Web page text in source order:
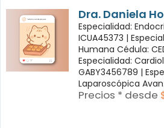
Dra. Daniela
Especialidad:
ICUA45373 |
Humana Cédula:
Especialidad:
GABY3456789 |
Laparoscópica
Precios * desde